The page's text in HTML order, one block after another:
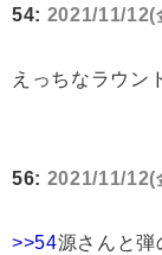
54: 2021/11/
えっちなラウン
56: 2021/11/
>>54源さんと弾